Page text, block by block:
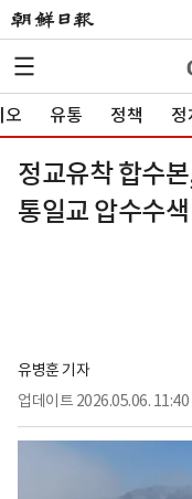
오 유통 정책 정
정교유착 합수
통일교 압수수색
유병훈 기자
업데이트 2026.05.06. 11:40